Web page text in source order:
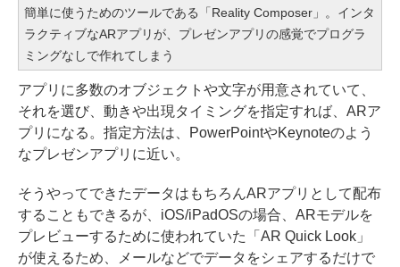
簡単に使うためのツールである「Reality Composer」。インタ
ラクティブなARアプリが、プレゼンアプリの感覚でプログラ
ミングなしで作れてしまう
アプリに多数のオブジェクトや文字が用意されていて、
それを選び、動きや出現タイミングを指定すれば、ARア
プリになる。指定方法は、PowerPointやKeynoteのよう
なプレゼンアプリに近い。
そうやってできたデータはもちろんARアプリとして配布
することもできるが、iOS/iPadOSの場合、ARモデルを
プレビューするために使われていた「AR Quick Look」
が使えるため、メールなどでデータをシェアするだけで